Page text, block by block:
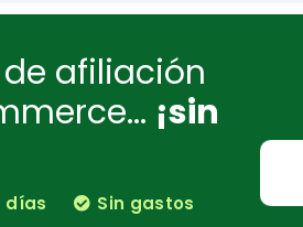
afiliación
¡sin
días Sin gastos